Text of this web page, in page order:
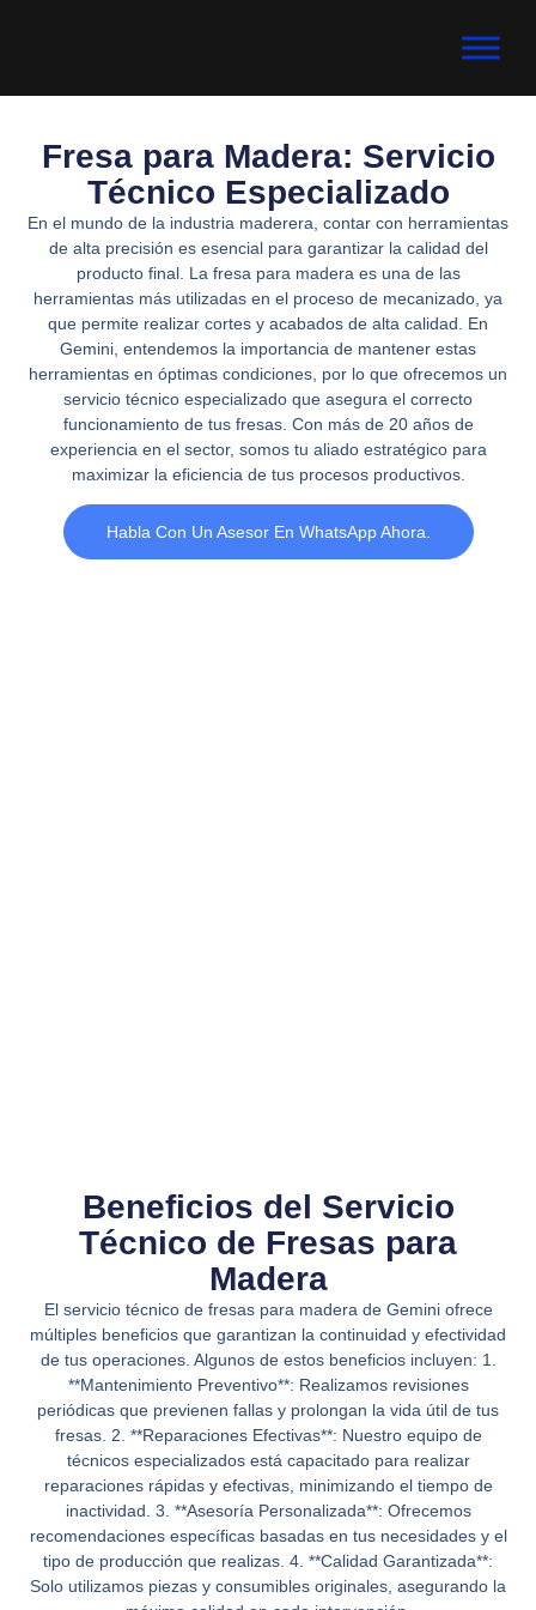
Fresa para Madera: Servicio
Técnico Especializado
En el mundo de la industria maderera, contar con herramientas
de alta precisión es esencial para garantizar la calidad del
producto final. La fresa para madera es una de las
herramientas más utilizadas en el proceso de mecanizado, ya
que permite realizar cortes y acabados de alta calidad. En
Gemini, entendemos la importancia de mantener estas
herramientas en óptimas condiciones, por lo que ofrecemos un
servicio técnico especializado que asegura el correcto
funcionamiento de tus fresas. Con más de 20 años de
experiencia en el sector, somos tu aliado estratégico para
maximizar la eficiencia de tus procesos productivos.
Habla Con Un Asesor En WhatsApp Ahora.
Beneficios del Servicio
Técnico de Fresas para
Madera
El servicio técnico de fresas para madera de Gemini ofrece
múltiples beneficios que garantizan la continuidad y efectividad
de tus operaciones. Algunos de estos beneficios incluyen: 1.
**Mantenimiento Preventivo**: Realizamos revisiones
periódicas que previenen fallas y prolongan la vida útil de tus
fresas. 2. **Reparaciones Efectivas**: Nuestro equipo de
técnicos especializados está capacitado para realizar
reparaciones rápidas y efectivas, minimizando el tiempo de
inactividad. 3. **Asesoría Personalizada**: Ofrecemos
recomendaciones específicas basadas en tus necesidades y el
tipo de producción que realizas. 4. **Calidad Garantizada**:
Solo utilizamos piezas y consumibles originales, asegurando la